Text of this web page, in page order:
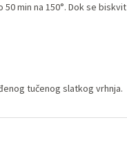
min na 150°. Dok se biskvit
tučenog slatkog vrhnja.